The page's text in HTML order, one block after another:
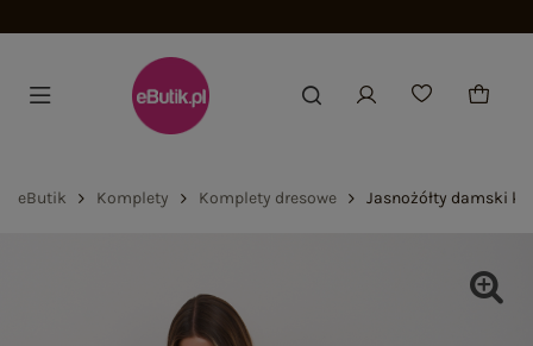
eButik Komplety Komplety dresowe Jasnożółty damski